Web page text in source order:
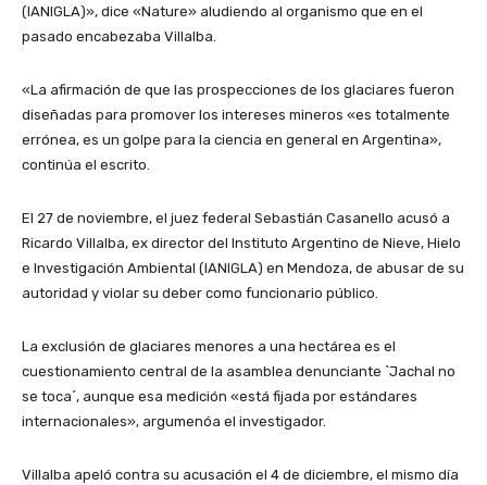
(IANIGLA)», dice «Nature» aludiendo al organismo que en el
pasado encabezaba Villalba.
«La afirmación de que las prospecciones de los glaciares fueron
diseñadas para promover los intereses mineros «es totalmente
errónea, es un golpe para la ciencia en general en Argentina»,
continúa el escrito.
El 27 de noviembre, el juez federal Sebastián Casanello acusó a
Ricardo Villalba, ex director del Instituto Argentino de Nieve, Hielo
e Investigación Ambiental (IANIGLA) en Mendoza, de abusar de su
autoridad y violar su deber como funcionario público.
La exclusión de glaciares menores a una hectárea es el
cuestionamiento central de la asamblea denunciante `Jachal no
se toca´, aunque esa medición «está fijada por estándares
internacionales», argumenóa el investigador.
Villalba apeló contra su acusación el 4 de diciembre, el mismo día